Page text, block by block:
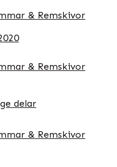
& Remskivor
& Remskivor
delar
& Remskivor